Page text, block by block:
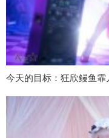
今天的目标：狂欣鳗鱼